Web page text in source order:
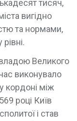
тисяч,
вигідно
та нормами,
Великого
виконувало
кордоні між
році Київ
і став